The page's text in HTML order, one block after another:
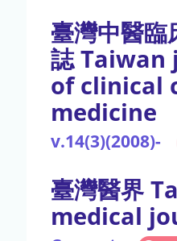
臺灣中醫臨
誌 Taiwan
of clinical
medicine
v.14(3)(2008)-
臺灣醫界
medical